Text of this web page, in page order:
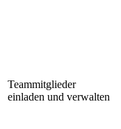
Teammitglieder
einladen und verwalten